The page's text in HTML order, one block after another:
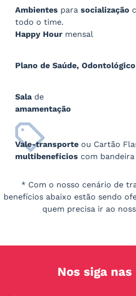
Ambientes para socialização
todo o time.
Happy Hour mensal
Plano de Saúde, Odontológico
Sala de
amamentação
Vale-transporte ou Cartão
multibenefícios com
* Com o nosso cenário de
benefícios abaixo estão sendo
quem precisa ir ao
Nos siga nas